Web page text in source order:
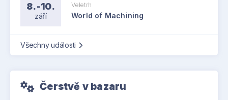
8.-10.
září
Veletrh
World of Machining
Všechny události
Čerstvě v bazaru